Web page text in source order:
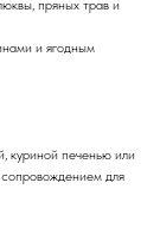
пряных трав и
и ягодным
куриной печенью или
для